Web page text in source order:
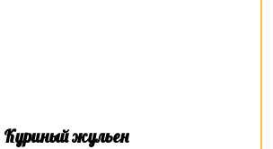
Куриный жульен